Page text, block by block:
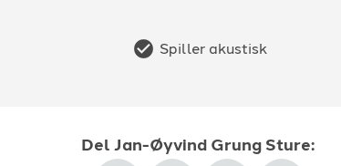
Spiller akustisk
Del Jan-Øyvind Grung Sture: